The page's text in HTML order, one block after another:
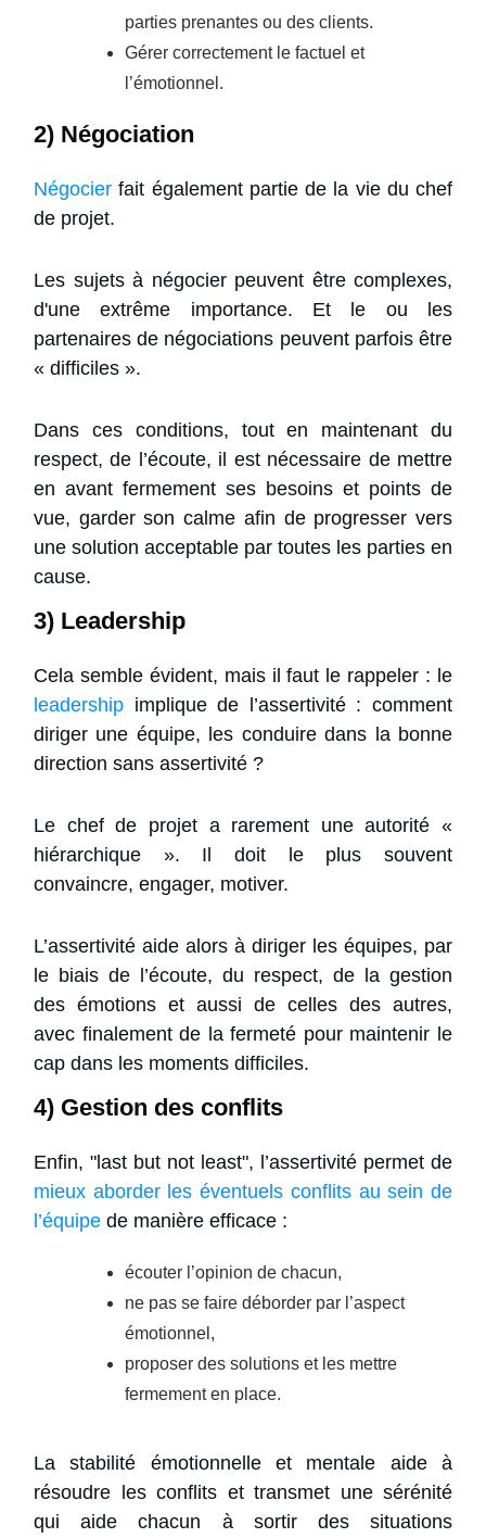
parties prenantes ou des clients.
Gérer correctement le factuel et
l’émotionnel.
2) Négociation
Négocier fait également partie de la vie du chef
de projet.
Les sujets à négocier peuvent être complexes,
d'une extrême importance. Et le ou les
partenaires de négociations peuvent parfois être
« difficiles ».
Dans ces conditions, tout en maintenant du
respect, de l’écoute, il est nécessaire de mettre
en avant fermement ses besoins et points de
vue, garder son calme afin de progresser vers
une solution acceptable par toutes les parties en
cause.
3) Leadership
Cela semble évident, mais il faut le rappeler : le
leadership implique de l’assertivité : comment
diriger une équipe, les conduire dans la bonne
direction sans assertivité ?
Le chef de projet a rarement une autorité «
hiérarchique ». Il doit le plus souvent
convaincre, engager, motiver.
L’assertivité aide alors à diriger les équipes, par
le biais de l’écoute, du respect, de la gestion
des émotions et aussi de celles des autres,
avec finalement de la fermeté pour maintenir le
cap dans les moments difficiles.
4) Gestion des conflits
Enfin, "last but not least", l’assertivité permet de
mieux aborder les éventuels conflits au sein de
l’équipe de manière efficace :
écouter l’opinion de chacun,
ne pas se faire déborder par l’aspect
émotionnel,
proposer des solutions et les mettre
fermement en place.
La stabilité émotionnelle et mentale aide à
résoudre les conflits et transmet une sérénité
qui aide chacun à sortir des situations